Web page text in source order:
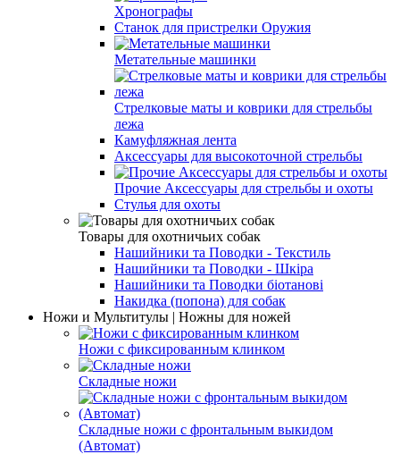
Хронографы
Станок для пристрелки Оружия
Метательные машинки
Стрелковые маты и коврики для стрельбы
лежа
Камуфляжная лента
Аксессуары для высокоточной стрельбы
Прочие Аксессуары для стрельбы и охоты
Стулья для охоты
Товары для охотничьих собак
Нашийники та Поводки - Текстиль
Нашийники та Поводки - Шкіра
Нашийники та Поводки біотанові
Накидка (попона) для собак
Ножи и Мультитулы | Ножны для ножей
Ножи с фиксированным клинком
Складные ножи
Складные ножи с фронтальным выкидом
(Автомат)